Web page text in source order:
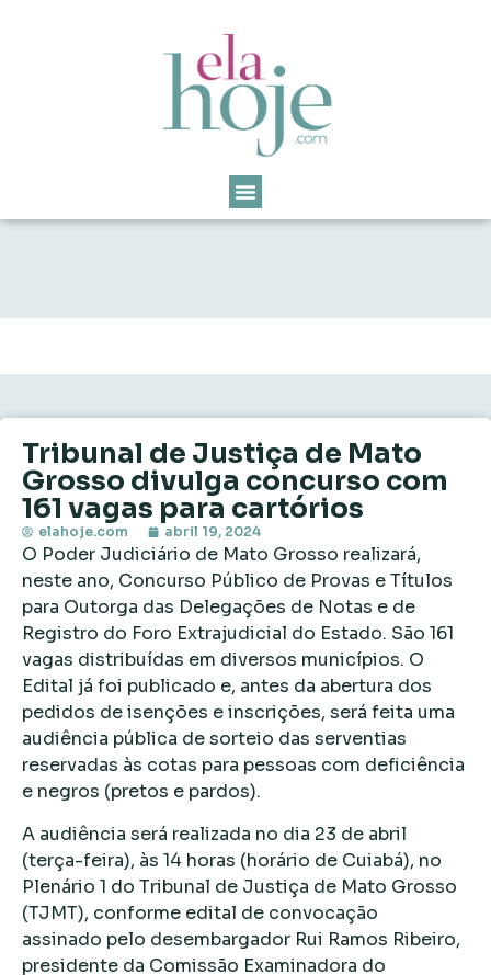
Tribunal de Justiça de Mato
Grosso divulga concurso com
161 vagas para cartórios
elahoje.com abril 19, 2024
O Poder Judiciário de Mato Grosso realizará,
neste ano, Concurso Público de Provas e Títulos
para Outorga das Delegações de Notas e de
Registro do Foro Extrajudicial do Estado. São 161
vagas distribuídas em diversos municípios. O
Edital já foi publicado e, antes da abertura dos
pedidos de isenções e inscrições, será feita uma
audiência pública de sorteio das serventias
reservadas às cotas para pessoas com deficiência
e negros (pretos e pardos).
A audiência será realizada no dia 23 de abril
(terça-feira), às 14 horas (horário de Cuiabá), no
Plenário 1 do Tribunal de Justiça de Mato Grosso
(TJMT), conforme edital de convocação
assinado pelo desembargador Rui Ramos Ribeiro,
presidente da Comissão Examinadora do